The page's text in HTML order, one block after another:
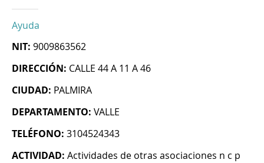
Ayuda
NIT: 9009863562
DIRECCIÓN: CALLE 44 A 11 A 46
CIUDAD: PALMIRA
DEPARTAMENTO: VALLE
TELÉFONO: 3104524343
ACTIVIDAD: Actividades de otras asociaciones n c p